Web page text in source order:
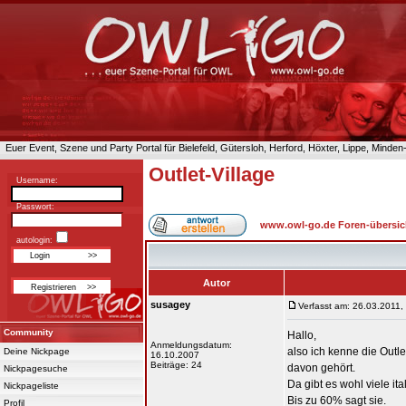
Euer Event, Szene und Party Portal für Bielefeld, Gütersloh, Herford, Höxter, Lippe,
Username:
Passwort:
autologin:
Community
Deine Nickpage
Nickpagesuche
Nickpageliste
Profil
Outlet-Village
www.owl-go.de Foren-
Autor
susagey
Anmeldungsdatum:
16.10.2007
Beiträge: 24
Verfasst am: 26.03.2011,
Hallo,
also ich kenne die
davon gehört.
Da gibt es wohl viele
Bis zu 60% sagt sie.